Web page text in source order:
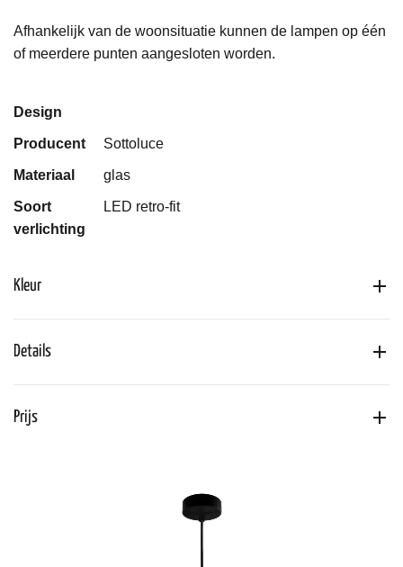
Afhankelijk van de woonsituatie kunnen de lampen op één
of meerdere punten aangesloten worden.
Design
Producent Sottoluce
Materiaal glas
Soort
verlichting
LED retro-fit
Kleur
Details
Prijs